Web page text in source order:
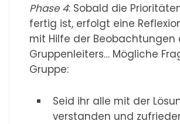
Phase 4: Sobald die
fertig ist, erfolgt eine
mit Hilfe der Beobachtungen
Gruppenleiters… Mögliche
Gruppe:
Seid ihr alle mit der
verstanden und